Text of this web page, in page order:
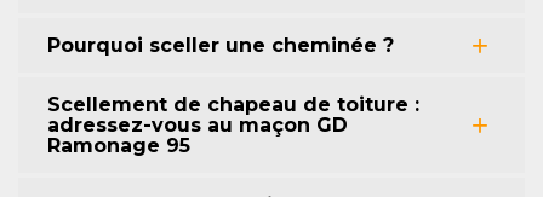
Pourquoi sceller une cheminée ?
Scellement de chapeau de toiture :
adressez-vous au maçon GD
Ramonage 95